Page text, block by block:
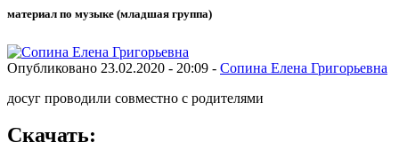
материал по музыке (младшая группа)
Опубликовано 23.02.2020 - 20:09 - Сопина Елена Григорьевна
досуг проводили совместно с родителями
Скачать: